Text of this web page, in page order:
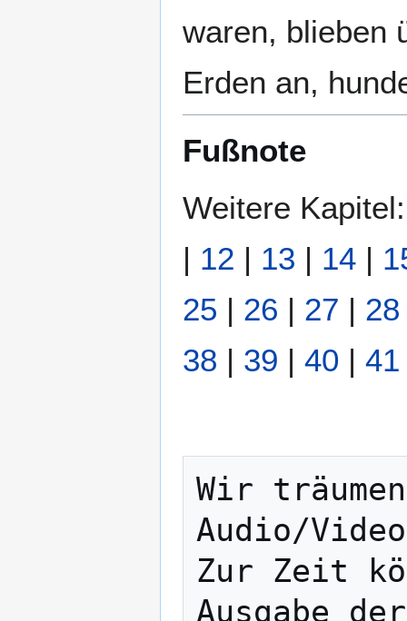
waren, blieben
Erden an,
Fußnote
Weitere
| 12 | 13 | 14 |
25 | 26 | 27 | 28
38 | 39 | 40 | 41
Wir
Audio/
Zur Zeit
Ausgabe